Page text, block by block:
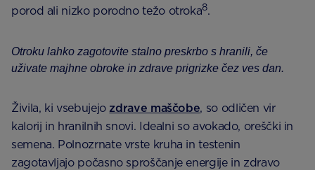
porod ali nizko porodno težo otroka8.
Otroku lahko zagotovite stalno preskrbo s hranili, če
uživate majhne obroke in zdrave prigrizke čez ves dan.
Živila, ki vsebujejo zdrave maščobe, so odličen vir
kalorij in hranilnih snovi. Idealni so avokado, oreščki in
semena. Polnozrnate vrste kruha in testenin
zagotavljajo počasno sproščanje energije in zdravo